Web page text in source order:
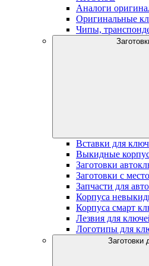
Аналоги
Оригинальные
Чипы,
Вставки для
Выкидные
Заготовки
Заготовки с
Запчасти для
Корпуса
Корпуса смарт
Лезвия для
Логотипы для
Заготовки